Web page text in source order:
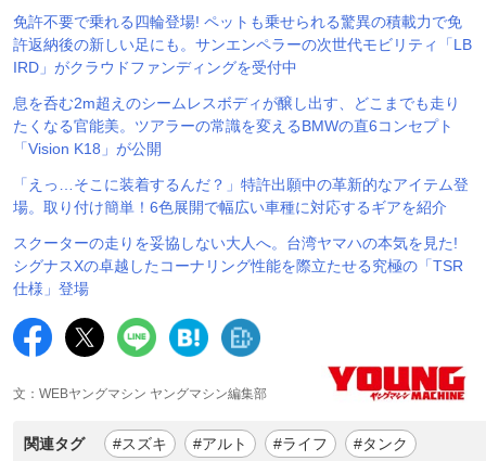
免許不要で乗れる四輪登場! ペットも乗せられる驚異の積載力で免
許返納後の新しい足にも。サンエンペラーの次世代モビリティ「LB
IRD」がクラウドファンディングを受付中
息を呑む2m超えのシームレスボディが醸し出す、どこまでも走り
たくなる官能美。ツアラーの常識を変えるBMWの直6コンセプト
「Vision K18」が公開
「えっ…そこに装着するんだ？」特許出願中の革新的なアイテム登
場。取り付け簡単！6色展開で幅広い車種に対応するギアを紹介
スクーターの走りを妥協しない大人へ。台湾ヤマハの本気を見た!
シグナスXの卓越したコーナリング性能を際立たせる究極の「TSR
仕様」登場
文：WEBヤングマシン ヤングマシン編集部
関連タグ #スズキ #アルト #ライフ #タンク